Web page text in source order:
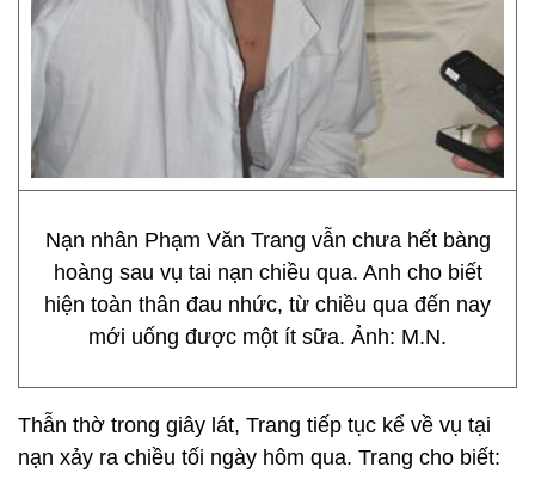
Nạn nhân Phạm Văn Trang vẫn chưa hết bàng
hoàng sau vụ tai nạn chiều qua. Anh cho biết
hiện toàn thân đau nhức, từ chiều qua đến nay
mới uống được một ít sữa. Ảnh: M.N.
Thẫn thờ trong giây lát, Trang tiếp tục kể về vụ tại
nạn xảy ra chiều tối ngày hôm qua. Trang cho biết: